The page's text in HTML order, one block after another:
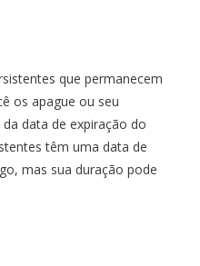
que permanecem
os apague ou seu
data de expiração do
têm uma data de
mas sua duração pode